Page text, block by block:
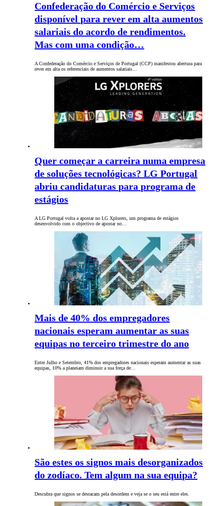
Confederação do Comércio e Serviços
disponível para rever em alta aumentos
salariais do acordo de rendimentos.
Mas com uma condição…
A Confederação do Comércio e Serviços de Portugal (CCP) manifestou abertura para
rever em alta os referenciais de aumentos salariais…
Quer começar a carreira numa empresa
de soluções tecnológicas? LG Portugal
abriu candidaturas para programa de
estágios
A LG Portugal volta a apostar no LG Xplorers, um programa de estágios
desenvolvido com o objectivo de apostar no…
Mais de 40% dos empregadores
nacionais esperam aumentar as suas
equipas no terceiro trimestre do ano
Entre Julho e Setembro, 41% dos empregadores nacionais esperam aumentar as suas
equipas, 10% a planeiam diminuir a sua força de…
São estes os signos mais desorganizados
do zodíaco. Tem algum na sua equipa?
Descubra que signos se destacam pela desordem e veja se o seu está entre eles.